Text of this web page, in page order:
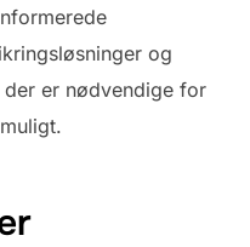
og
er nødvendige for